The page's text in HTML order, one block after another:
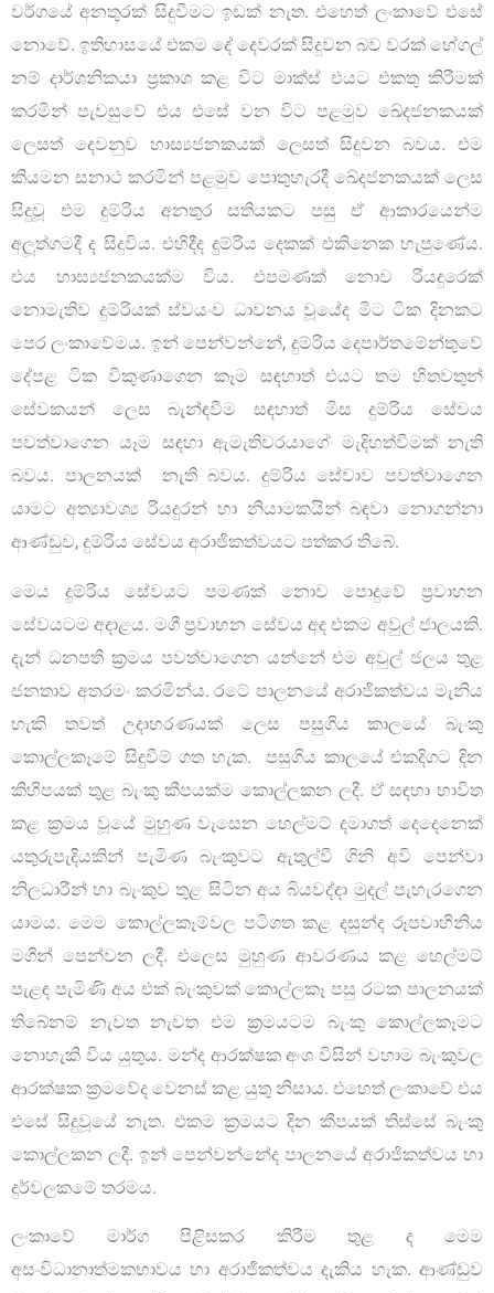
වර්ගයේ අනතුරක් සිදුවීමට ඉඩක් නැත. එහෙත් ලංකාවේ එසේ
නොවේ. ඉතිහාසයේ එකම දේ දෙවරක් සිදුවන බව වරක් හේගල්
නම් දාර්ශනිකයා ප‍්‍රකාශ කළ විට මාක්ස් එයට එකතු කිරීමක්
කරමින් පැවසුවේ එය එසේ වන විට පළමුව ඛේදජනකයක්
ලෙසත් දෙවනුව හාස්‍යජනකයක් ලෙසත් සිදුවන බවය. එම
කියමන සනාථ කරමින් පළමුව පොතුහැරදී ඛේදජනකයක් ලෙස
සිදුවූ එම දුම්රිය අනතුර සතියකට පසු ඒ ආකාරයෙන්ම
අලූත්ගමදී ද සිදුවිය. එහිදීද දුම්රිය දෙකක් එකිනෙක හැපුණේය.
එය හාස්‍යජනකයක්ම විය. එපමණක් නොව රියදුරෙක්
නොමැතිව දුම්රියක් ස්වයංව ධාවනය වූයේද මීට ටික දිනකට
පෙර ලංකාවේමය. ඉන් පෙන්වන්නේ, දුම්රිය දෙපාර්තමේන්තුවේ
දේපළ ටික විකුණාගෙන කෑම සඳහාත් එයට තම හිතවතුන්
සේවකයන් ලෙස බැන්ඳවීම සඳහාත් මිස දුම්රිය සේවය
පවත්වාගෙන යෑම සඳහා ඇමැතිවරයාගේ මැදිහත්වීමක් නැති
බවය. පාලනයක් නැති බවය. දුම්රිය සේවාව පවත්වාගෙන
යාමට අත්‍යාවශ්‍ය රියදුරන් හා නියාමකයින් බඳවා නොගන්නා
ආණ්ඩුව, දුම්රිය සේවය අරාජිකත්වයට පත්කර තිබේ.
මෙය දුම්රිය සේවයට පමණක් නොව පොදුවේ ප‍්‍රවාහන
සේවයටම අදාළය. මගී ප‍්‍රවාහන සේවය අද එකම අවුල් ජාලයකි.
දැන් ධනපති ක්‍රමය පවත්වාගෙන යන්නේ එම අවුල් ජලය තුළ
ජනතාව අතරමං කරමින්ය. රටේ පාලනයේ අරාජිකත්වය මැනිය
හැකි තවත් උදාහරණයක් ලෙස පසුගිය කාලයේ බැංකු
කොල්ලකෑමේ සිදුවීම් ගත හැක. පසුගිය කාලයේ එකදිගට දින
කිහිපයක් තුළ බැංකු කීපයක්ම කොල්ලකන ලදී. ඒ සඳහා භාවිත
කළ ක්‍රමය වූයේ මුහුණ වැසෙන හෙල්මට් දමාගත් දෙදෙනෙක්
යතුරුපැදියකින් පැමිණ බැංකුවට ඇතුල්වී ගිනි අවි පෙන්වා
නිලධාරීන් හා බැංකුව තුළ සිටින අය බියවද්දා මුදල් පැහැරගෙන
යාමය. මෙම කොල්ලකෑම්වල පටිගත කළ දසුන්ද රූපවාහිනිය
මගින් පෙන්වන ලදී. එලෙස මුහුණ ආවරණය කළ හෙල්මට්
පැළඳ පැමිණි අය එක් බැංකුවක් කොල්ලකෑ පසු රටක පාලනයක්
තිබේනම් නැවත නැවත එම ක්‍රමයටම බැංකු කොල්ලකෑමට
නොහැකි විය යුතුය. මන්ද ආරක්ෂක අංශ විසින් වහාම බැංකුවල
ආරක්ෂක ක්‍රමවේද වෙනස් කළ යුතු නිසාය. එහෙත් ලංකාවේ එය
එසේ සිදුවූයේ නැත. එකම ක්‍රමයට දින කීපයක් තිස්සේ බැංකු
කොල්ලකන ලදී. ඉන් පෙන්වන්නේද පාලනයේ අරාජිකත්වය හා
දුර්වලකමේ තරමය.
ලංකාවේ මාර්ග පිළිසකර කිරීම තුළ ද මෙම
අසංවිධානාත්මකභාවය හා අරාජිකත්වය දැකිය හැක. ආණ්ඩුව